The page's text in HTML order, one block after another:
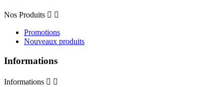
Nos Produits  
Promotions
Nouveaux produits
Informations
Informations  